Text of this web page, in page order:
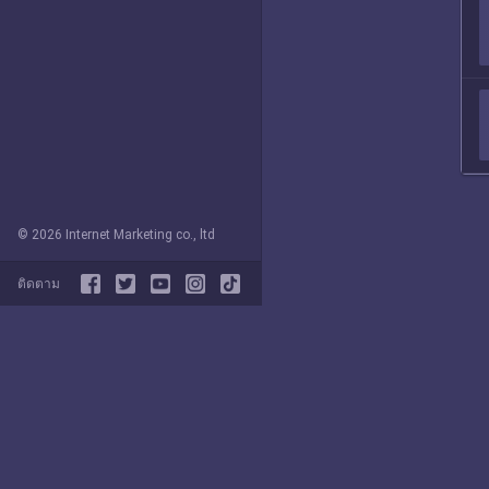
© 2026 Internet Marketing co., ltd
ติดตาม